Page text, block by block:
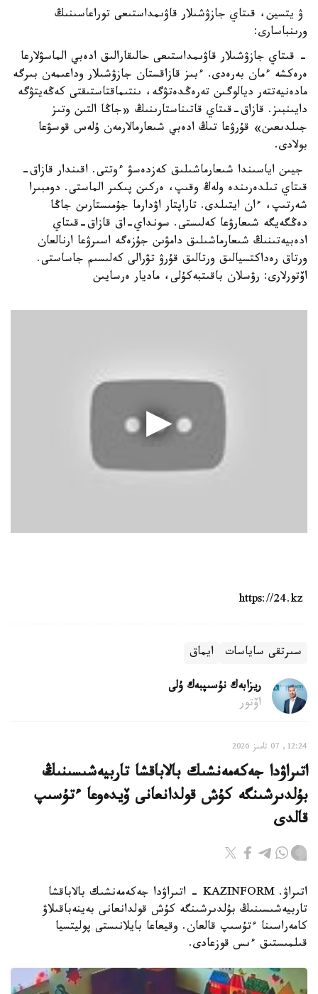
ۋ يتسين، قىتاي جازۋشىلار قاۋىمداستىعى توراعاسىنىڭ
ورىنباسارى:
- قىتاي جازۋشىلار قاۋىمداستىعى حالىقارالىق ادەبي الماسۋلارعا
ەرەكشە ءمان بەرەدى. ءبىز قازاقستان جازۋشىلار وداعىمەن بىرگە
مادەنيەتتەر ديالوگىن تەرەڭدەتۋگە، ىنتىماقتاستىقتى كەڭەيتۋگە
دايىنبىز. قازاق-قىتاي قاتىناستارىنىڭ «جاڭا التىن وتىز
جىلدىعىن» قۇرۋعا تىڭ ادەبي شىعارمالارمەن ۇلەس قوسۋعا
بولادى.
جيىن اياسىندا شىعارماشىلىق كەزدەسۋ ءوتتى. اقىندار قازاق-
قىتاي تىلدەرىندە ولەڭ وقىپ، ەركىن پىكىر الماستى. دومبىرا
شەرتىپ، ءان ايتىلدى. تاراپتار اۋدارما جۇمىستارىن جاڭا
دەڭگەيگە شىعارۋعا كەلىستى. سونداي-اق قازاق-قىتاي
ادەبيەتىنىڭ شىعارماشىلىق دامۋىن جۇزەگە اسىرۋعا ارنالعان
ورتاق رەداكتسيالىق ورتالىق قۇرۋ تۋرالى كەلىسىم جاساستى.
اۆتورلارى: رۋسلان باقىتبەكۇلى، ماديار ەرسايىن
سىرتقى ساياسات ايماق
ريزابەك نۇسىپبەك ۇلى
اۆتور
12:24, 07 تامىز 2026
اتىراۋدا جەكەمەنشىك بالاباقشا تاربيەشىسىنىڭ
بۇلدىرشىنگە كۇش قولدانعانى ۆيدەوعا ءتۇسىپ
قالدى
اتىراۋ. KAZINFORM - اتىراۋدا جەكەمەنشىك بالاباقشا
تاربيەشىسىنىڭ بۇلدىرشىنگە كۇش قولدانعانى بەينەباقىلاۋ
كامەراسىنا ءتۇسىپ قالعان. وقيعاعا بايلانىستى پوليتسيا
قىلمىستىق ءىس قوزعادى.